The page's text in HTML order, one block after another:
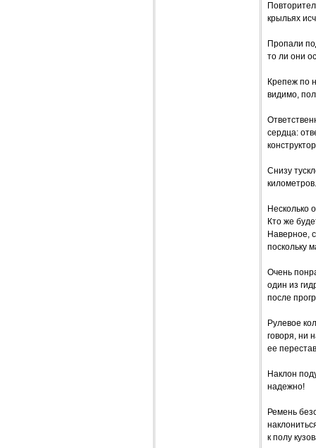
крыльях
Пропали
то ли они
Крепеж по
видимо,
сердца:
Снизу
Несколько
Кто же
Наверное,
поскольку
Очень
один из
после
Рулевое
говоря, ни
ее
Наклон
надежно!
Ремень
к полу